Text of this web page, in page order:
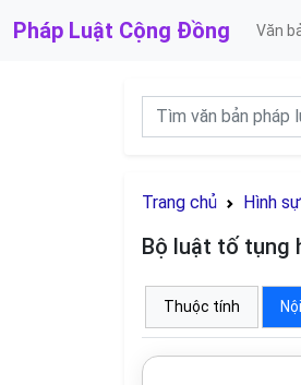
Pháp Luật Cộng Đồng Văn
Trang chủ Hình sự
Bộ luật tố tụng
Thuộc tính